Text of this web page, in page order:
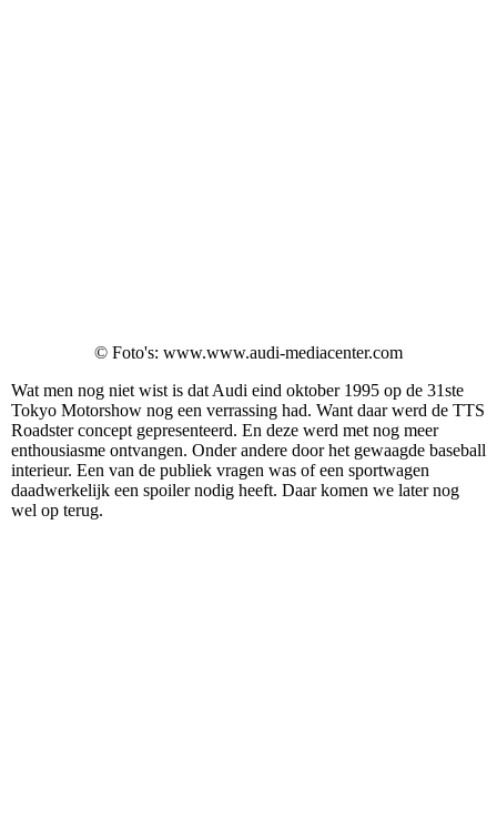
© Foto's: www.www.audi-mediacenter.com
Wat men nog niet wist is dat Audi eind oktober 1995 op de 31ste
Tokyo Motorshow nog een verrassing had. Want daar werd de TTS
Roadster concept gepresenteerd. En deze werd met nog meer
enthousiasme ontvangen. Onder andere door het gewaagde baseball
interieur. Een van de publiek vragen was of een sportwagen
daadwerkelijk een spoiler nodig heeft. Daar komen we later nog
wel op terug.